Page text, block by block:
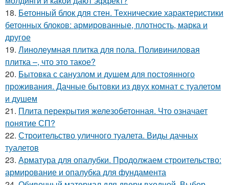
18. Бетонный блок для стен. Технические характеристики
бетонных блоков: армированные, плотность, марка и
другое
19. Линолеумная плитка для пола. Поливиниловая
плитка –, что это такое?
20. Бытовка с санузлом и душем для постоянного
проживания. Дачные бытовки из двух комнат с туалетом
и душем
21. Плита перекрытия железобетонная. Что означает
понятие СП?
22. Строительство уличного туалета. Виды дачных
туалетов
23. Арматура для опалубки. Продолжаем строительство:
армирование и опалубка для фундамента